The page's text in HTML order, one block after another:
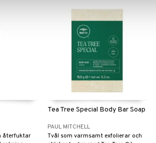
återfuktar
Tea Tree Special Body Bar Soap
PAUL MITCHELL
Tvål som varmsamt exfolierar och